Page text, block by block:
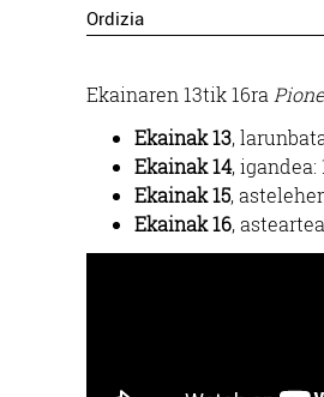
Ordizia
Ekainaren 13tik 16ra
Ekainak 13,
Ekainak 14, igandea:
Ekainak 15,
Ekainak 16,